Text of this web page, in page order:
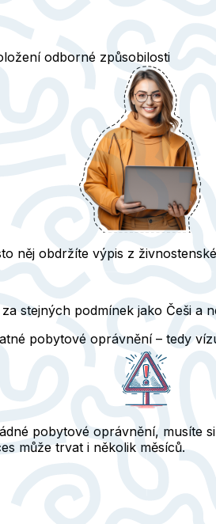
odborné způsobilosti
něj obdržíte výpis z
stejných podmínek jako Češi a
pobytové oprávnění – tedy
pobytové oprávnění, musíte
může trvat i několik měsíců.